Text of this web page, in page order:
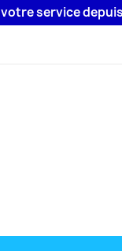
depuis plus